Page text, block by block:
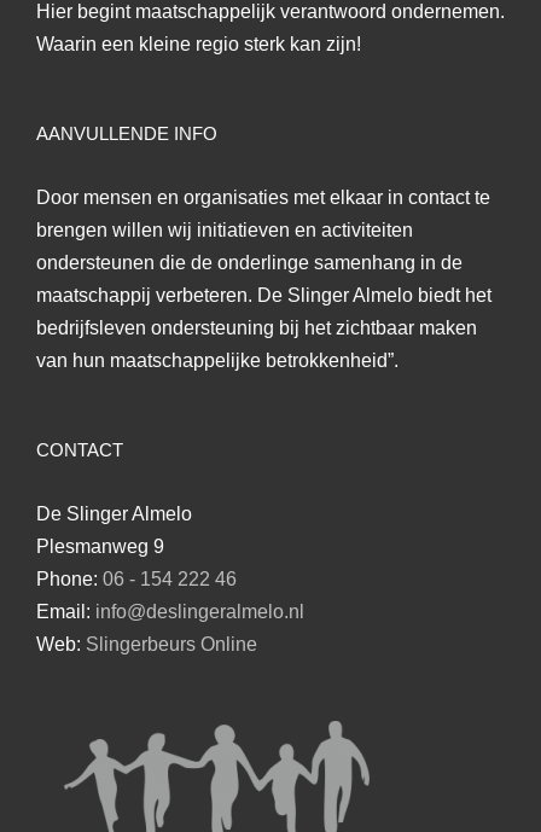
Hier begint maatschappelijk verantwoord ondernemen.
Waarin een kleine regio sterk kan zijn!
AANVULLENDE INFO
Door mensen en organisaties met elkaar in contact te
brengen willen wij initiatieven en activiteiten
ondersteunen die de onderlinge samenhang in de
maatschappij verbeteren. De Slinger Almelo biedt het
bedrijfsleven ondersteuning bij het zichtbaar maken
van hun maatschappelijke betrokkenheid”.
CONTACT
De Slinger Almelo
Plesmanweg 9
Phone: 06 - 154 222 46
Email: info@deslingeralmelo.nl
Web: Slingerbeurs Online